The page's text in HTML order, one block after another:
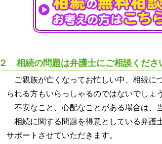
２ 相続の問題は弁護士にご相談くださ
ご親族が亡くなってお忙しい中、相続に
られる方もいらっしゃるのではないでしょ
不安なこと、心配なことがある場合は、
相続に関する問題を得意としている弁護
サポートさせていただきます。